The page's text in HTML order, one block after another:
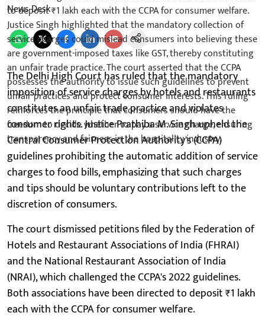
News Desk
​The Delhi High Court has ruled that the mandatory
imposition of service charges by hotels and restaurants
constitutes an unfair trade practice and violates
consumer rights. Justice Prathiba M. Singh upheld the
Central Consumer Protection Authority's (CCPA)
guidelines prohibiting the automatic addition of service
charges to food bills, emphasizing that such charges
and tips should be voluntary contributions left to the
discretion of consumers. ​
The court dismissed petitions filed by the Federation of
Hotels and Restaurant Associations of India (FHRAI)
and the National Restaurant Association of India
(NRAI), which challenged the CCPA's 2022 guidelines.
Both associations have been directed to deposit ₹1 lakh
each with the CCPA for consumer welfare.